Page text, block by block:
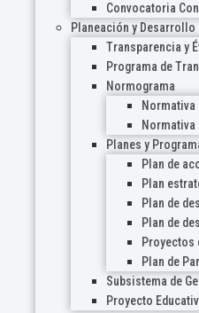
Convocatoria
Planeación y
Transparencia y
Programa de
Normograma
Normativa
Normativa
Planes y
Plan de
Plan
Plan de
Plan de
Proyectos
Plan de
Subsistema de
Proyecto